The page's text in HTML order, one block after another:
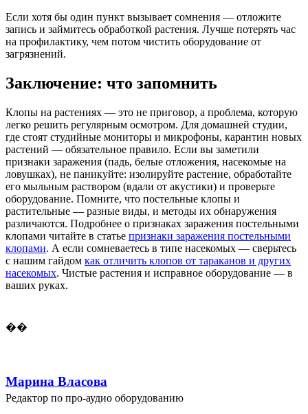
Если хотя бы один пункт вызывает сомнения — отложите
запись и займитесь обработкой растения. Лучше потерять час
на профилактику, чем потом чистить оборудование от
загрязнений.
Заключение: что запомнить
Клопы на растениях — это не приговор, а проблема, которую
легко решить регулярным осмотром. Для домашней студии,
где стоят студийные мониторы и микрофоны, карантин новых
растений — обязательное правило. Если вы заметили
признаки заражения (падь, белые отложения, насекомые на
ловушках), не паникуйте: изолируйте растение, обработайте
его мыльным раствором (вдали от акустики) и проверьте
оборудование. Помните, что постельные клопы и
растительные — разные виды, и методы их обнаружения
различаются. Подробнее о признаках заражения постельными
клопами читайте в статье признаки заражения постельными
клопами. А если сомневаетесь в типе насекомых — сверьтесь
с нашим гайдом как отличить клопов от тараканов и других
насекомых. Чистые растения и исправное оборудование — в
ваших руках.
��
Марина Власова
Редактор по про-аудио оборудованию